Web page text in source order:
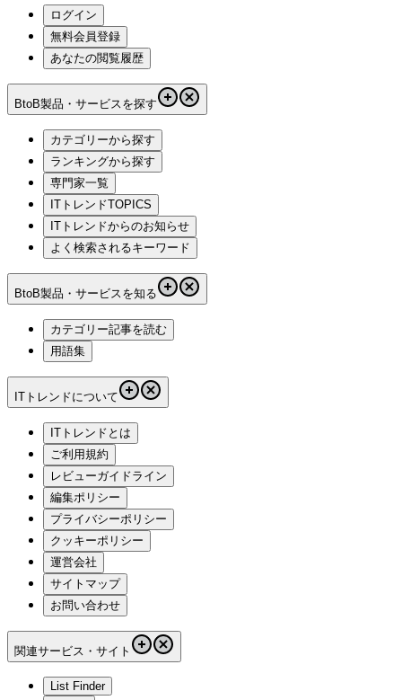
ログイン
無料会員登録
あなたの閲覧履歴
BtoB製品・サービスを探す
カテゴリーから探す
ランキングから探す
専門家一覧
ITトレンドTOPICS
ITトレンドからのお知らせ
よく検索されるキーワード
BtoB製品・サービスを知る
カテゴリー記事を読む
用語集
ITトレンドについて
ITトレンドとは
ご利用規約
レビューガイドライン
編集ポリシー
プライバシーポリシー
クッキーポリシー
運営会社
サイトマップ
お問い合わせ
関連サービス・サイト
List Finder